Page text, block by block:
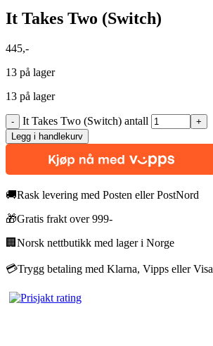
It Takes Two (Switch)
445,-
13 på lager
13 på lager
It Takes Two (Switch) antall
Legg i handlekurv
🚚Rask levering med Posten eller PostNord
🎁Gratis frakt over 999-
🏢 Norsk nettbutikk med lager i Norge
💳Trygg betaling med Klarna, Vipps eller Visa